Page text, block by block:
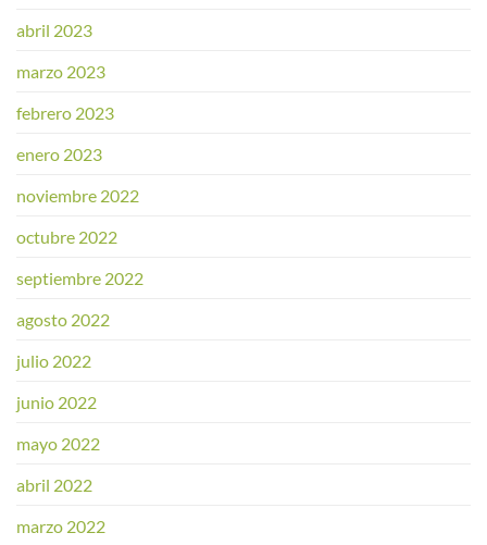
abril 2023
marzo 2023
febrero 2023
enero 2023
noviembre 2022
octubre 2022
septiembre 2022
agosto 2022
julio 2022
junio 2022
mayo 2022
abril 2022
marzo 2022